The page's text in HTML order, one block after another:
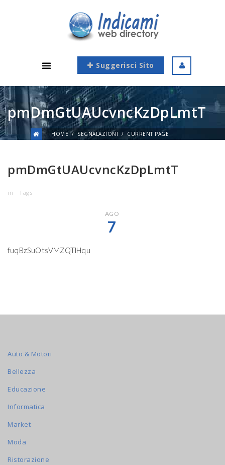
Suggerisci Sito
pmDmGtUAUcvncKzDpLmtT
HOME SEGNALAZIONI CURRENT PAGE
pmDmGtUAUcvncKzDpLmtT
in Tags
AGO
7
fuqBzSuOtsVMZQTlHqu
Auto & Motori
Bellezza
Educazione
Informatica
Market
Moda
Ristorazione